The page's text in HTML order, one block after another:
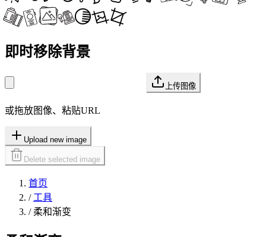
即时移除背景
上传图像
或拖放图像、粘贴URL
Upload new image
Delete selected image
首页
/ 工具
/ 柔和渐变